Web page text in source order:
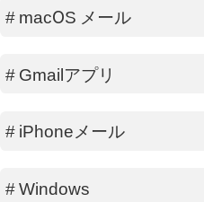
#macOS メール
#Gmailアプリ
#iPhoneメール
#Windows